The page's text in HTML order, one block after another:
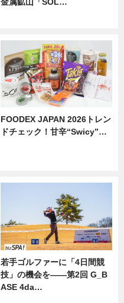
FOODEX JAPAN 2026トレン
ドチェック！甘辛“Swicy”…
若手ゴルファーに「4日間競
技」の機会を——第2回 G_B
ASE 4da…